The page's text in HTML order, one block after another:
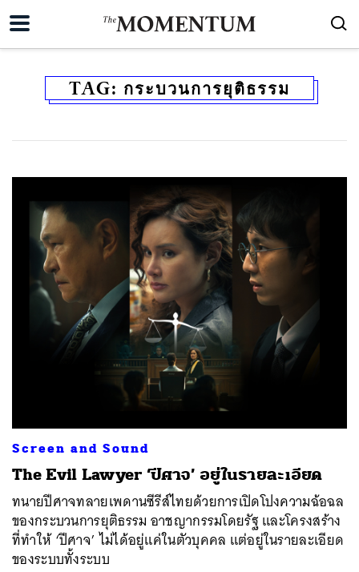
TAG: กระบวนการยุติธรรม
Screen and Sound
The Evil Lawyer ‘ปีศาจ’ อยู่ในรายละเอียด
ทนายปีศาจทลายเพดานซีรีส์ไทยด้วยการเปิดโปงความฉ้อฉล
ของกระบวนการยุติธรรม อาชญากรรมโดยรัฐ และโครงสร้าง
ที่ทำให้ ‘ปีศาจ’ ไม่ได้อยู่แค่ในตัวบุคคล แต่อยู่ในรายละเอียด
ของระบบทั้งระบบ